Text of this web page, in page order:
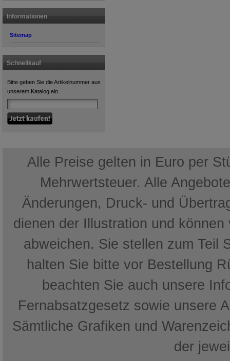
Informationen
Sitemap
Schnellkauf
Bitte geben Sie die Artikelnummer aus
unserem Katalog ein.
Alle Preise gelten in Euro per
Mehrwertsteuer. Alle
Änderungen, Druck- und
dienen der Illustration und
abweichen. Sie stellen zum Teil
halten Sie bitte vor Bestellung
beachten Sie auch unsere
Fernabsatzgesetz sowie unsere
Sämtliche Grafiken und
der